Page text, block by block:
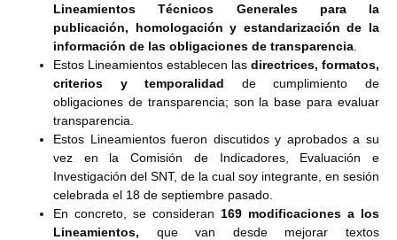
Lineamientos Técnicos Generales para la
publicación, homologación y estandarización de la
información de las obligaciones de transparencia
Estos Lineamientos establecen las directrices, formatos,
criterios y temporalidad de cumplimiento de
obligaciones de transparencia; son la base para evaluar
transparencia.
Estos Lineamientos fueron discutidos y aprobados a su
vez en la Comisión de Indicadores, Evaluación e
Investigación del SNT, de la cual soy integrante, en sesión
celebrada el 18 de septiembre pasado.
En concreto, se consideran 169 modificaciones a los
Lineamientos, que van desde mejorar textos